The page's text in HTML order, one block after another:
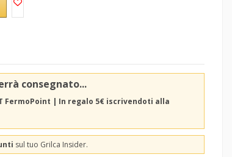
consegnato...
FermoPoint | In regalo 5€ iscrivendoti alla
sul tuo Grilca Insider.